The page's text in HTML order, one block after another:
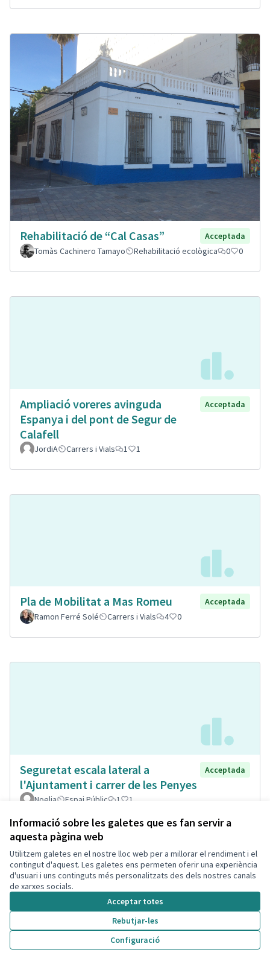
Informació sobre les galetes que es fan servir a
aquesta pàgina web
Utilitzem galetes en el nostre lloc web per a millorar el rendiment i el
contingut d'aquest. Les galetes ens permeten oferir una experiència
d'usuari i uns continguts més personalitzats des dels nostres canals
de xarxes socials.
Acceptar totes
Rebutjar-les
Configuració
Rehabilitació de “Cal Casas”
Acceptada
Tomàs Cachinero Tamayo
Rehabilitació ecològica 0 0
Ampliació voreres avinguda
Espanya i del pont de Segur de
Calafell
Acceptada
JordiA Carrers i Vials 1 1
Pla de Mobilitat a Mas Romeu
Acceptada
Ramon Ferré Solé
Carrers i Vials 4 0
Seguretat escala lateral a
l'Ajuntament i carrer de les Penyes
Acceptada
Noelia Espai Públic 1 1
Museïtzació casa passatge Sant
Acceptada